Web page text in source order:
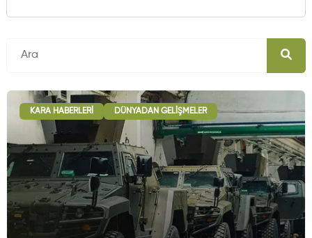
KARA HABERLERI DÜNYADAN GELIŞMELER
Deniz Haberleri 223
Uydu ve Uzay Haberi 44